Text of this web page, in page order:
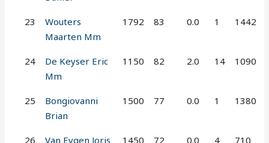
23
Wouters
Maarten Mm
1792 83 0.0 1 1442
24
De Keyser Eric
Mm
1150 82 2.0 14 1090
25
Bongiovanni
Brian
1500 77 0.0 1 1380
26 Van Eygen Joris 1450 72 0.0 4 710